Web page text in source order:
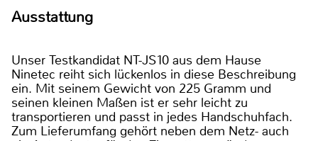
Ausstattung
Unser Testkandidat NT-JS10 aus dem Hause
Ninetec reiht sich lückenlos in diese Beschreibung
ein. Mit seinem Gewicht von 225 Gramm und
seinen kleinen Maßen ist er sehr leicht zu
transportieren und passt in jedes Handschuhfach.
Zum Lieferumfang gehört neben dem Netz- auch